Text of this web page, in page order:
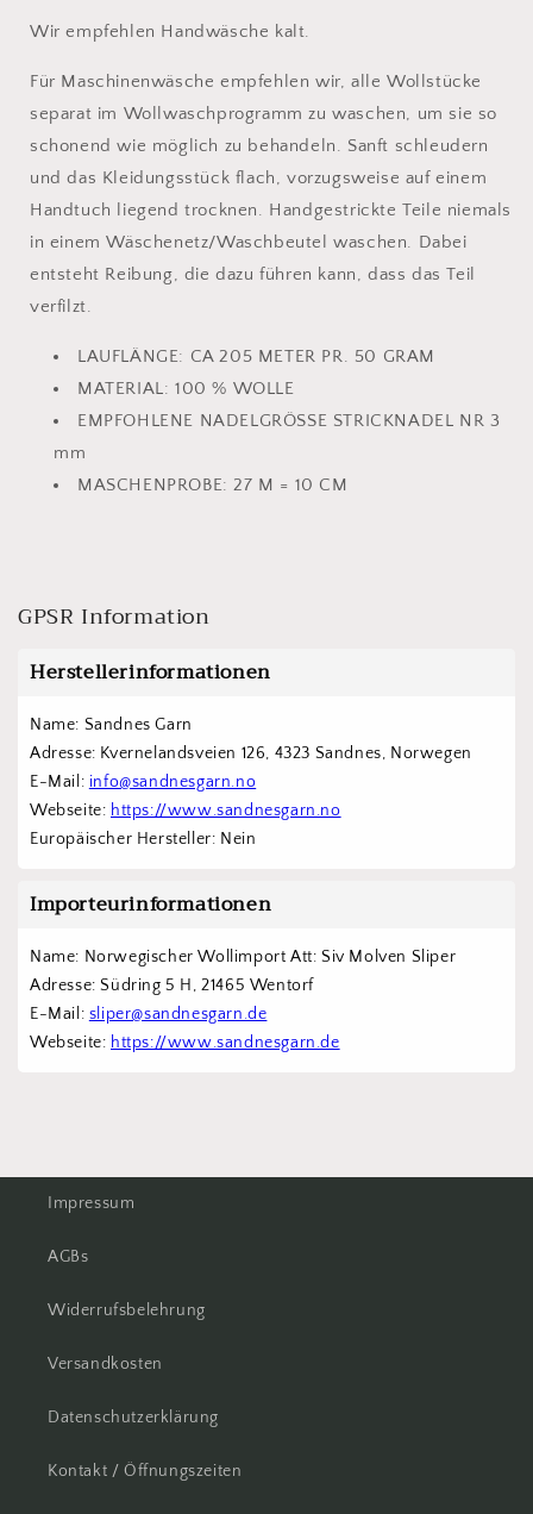
Wir empfehlen Handwäsche kalt.
Für Maschinenwäsche empfehlen wir, alle Wollstücke
separat im Wollwaschprogramm zu waschen, um sie so
schonend wie möglich zu behandeln. Sanft schleudern
und das Kleidungsstück flach, vorzugsweise auf einem
Handtuch liegend trocknen. Handgestrickte Teile niemals
in einem Wäschenetz/Waschbeutel waschen. Dabei
entsteht Reibung, die dazu führen kann, dass das Teil
verfilzt.
LAUFLÄNGE: CA 205 METER PR. 50 GRAM
MATERIAL: 100 % WOLLE
EMPFOHLENE NADELGRÖSSE STRICKNADEL NR 3
mm
MASCHENPROBE: 27 M = 10 CM
GPSR Information
Herstellerinformationen
Name: Sandnes Garn
Adresse: Kvernelandsveien 126, 4323 Sandnes, Norwegen
E-Mail: info@sandnesgarn.no
Webseite: https://www.sandnesgarn.no
Europäischer Hersteller: Nein
Importeurinformationen
Name: Norwegischer Wollimport Att: Siv Molven Sliper
Adresse: Südring 5 H, 21465 Wentorf
E-Mail: sliper@sandnesgarn.de
Webseite: https://www.sandnesgarn.de
Impressum
AGBs
Widerrufsbelehrung
Versandkosten
Datenschutzerklärung
Kontakt / Öffnungszeiten